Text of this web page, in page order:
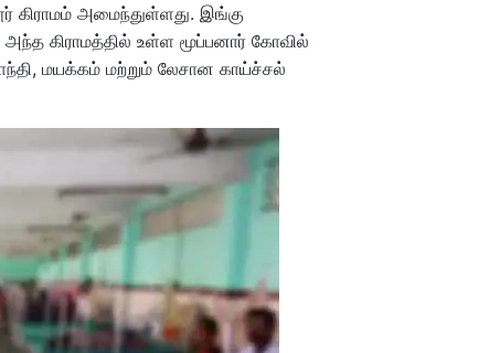
கிராமம் அமைந்துள்ளது. இங்கு
கிராமத்தில் உள்ள மூப்பனார் கோவில்
மயக்கம் மற்றும் லேசான காய்ச்சல்